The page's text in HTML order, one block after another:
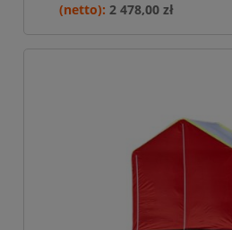
2 478,00 zł